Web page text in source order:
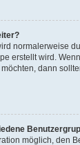
normalerweise
erstellt wird.
dann
möglich, den